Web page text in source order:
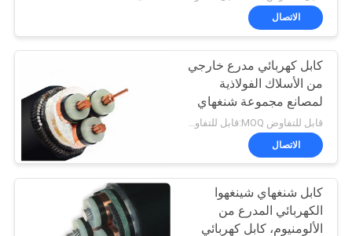
موصل العارية
كابل هوائي مجمع
92
PVC SWA
الاتصال
كابل كهربائي مدرع خارجي
من الأسلاك الفولاذية
لمصانع مجموعة شنغهاي
شنغوا للكابلات الصناعية،
فولت
قابل للتفاوض MOQ:قابل للتفاوض
الاتصال
كابل شنغهاي شينغهوا
الكهربائي المدرع من
الألومنيوم، كابل كهربائي